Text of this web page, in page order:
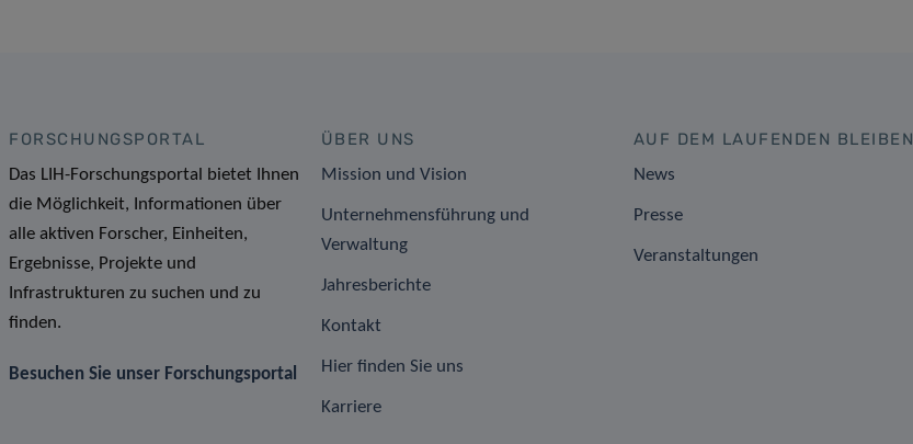
FORSCHUNGSPORTAL
Das LIH-Forschungsportal bietet Ihnen
die Möglichkeit, Informationen über
alle aktiven Forscher, Einheiten,
Ergebnisse, Projekte und
Infrastrukturen zu suchen und zu
finden.
Besuchen Sie unser Forschungsportal
ÜBER UNS
Mission und Vision
Unternehmensführung und
Verwaltung
Jahresberichte
Kontakt
Hier finden Sie uns
Karriere
AUF DEM LAUFENDEN BLEIBEN
News
Presse
Veranstaltungen